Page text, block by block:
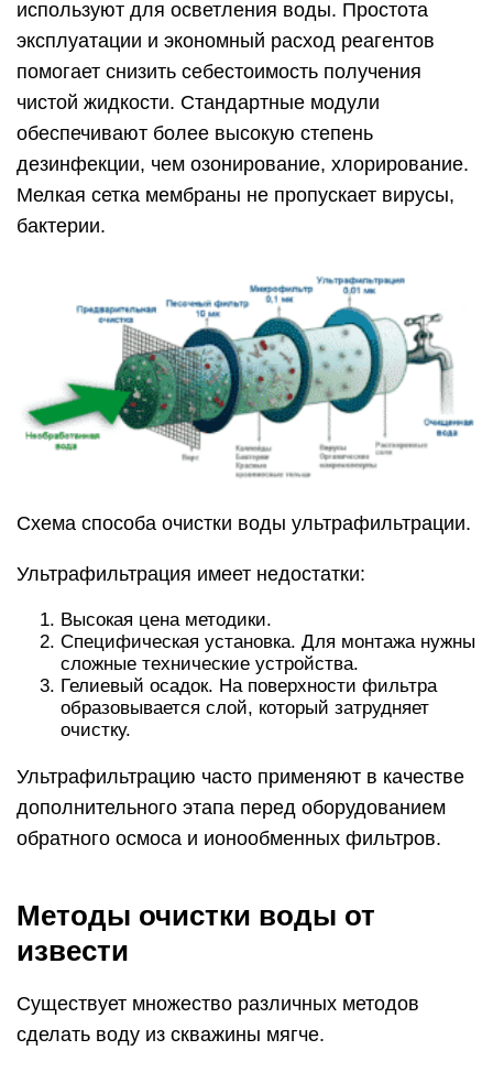
используют для осветления воды. Простота
эксплуатации и экономный расход реагентов
помогает снизить себестоимость получения
чистой жидкости. Стандартные модули
обеспечивают более высокую степень
дезинфекции, чем озонирование, хлорирование.
Мелкая сетка мембраны не пропускает вирусы,
бактерии.
Схема способа очистки воды ультрафильтрации.
Ультрафильтрация имеет недостатки:
Высокая цена методики.
Специфическая установка. Для монтажа нужны
сложные технические устройства.
Гелиевый осадок. На поверхности фильтра
образовывается слой, который затрудняет
очистку.
Ультрафильтрацию часто применяют в качестве
дополнительного этапа перед оборудованием
обратного осмоса и ионообменных фильтров.
Методы очистки воды от
извести
Существует множество различных методов
сделать воду из скважины мягче.